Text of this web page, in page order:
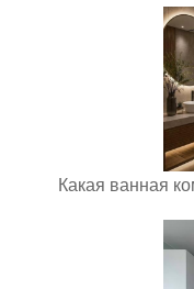
Какая ванная